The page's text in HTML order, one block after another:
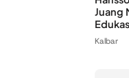
Juang
Kalbar